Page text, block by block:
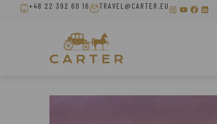
+48 22 392 60 16 TRAVEL@CARTER.EU